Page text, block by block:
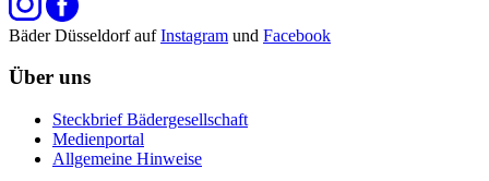
Bäder Düsseldorf aufInstagram und Facebook
Über uns
Steckbrief Bädergesellschaft
Medienportal
Allgemeine Hinweise